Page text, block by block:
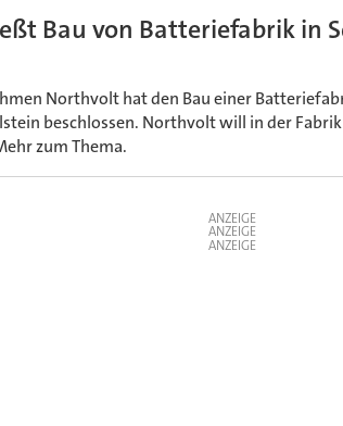
Bau von Batteriefabrik in
Northvolt hat den Bau einer
beschlossen. Northvolt will in der
zum Thema.
ANZEIGE
ANZEIGE
ANZEIGE